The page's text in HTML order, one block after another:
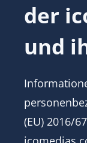
der
und
(EU) 2016/